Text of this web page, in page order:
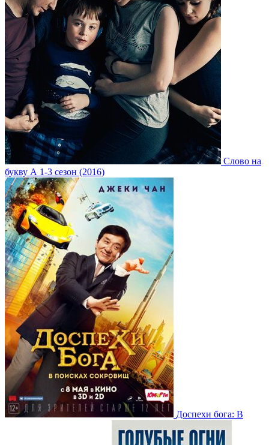
Слово на
букву А 1-3 сезон (2016)
Доспехи бога: В